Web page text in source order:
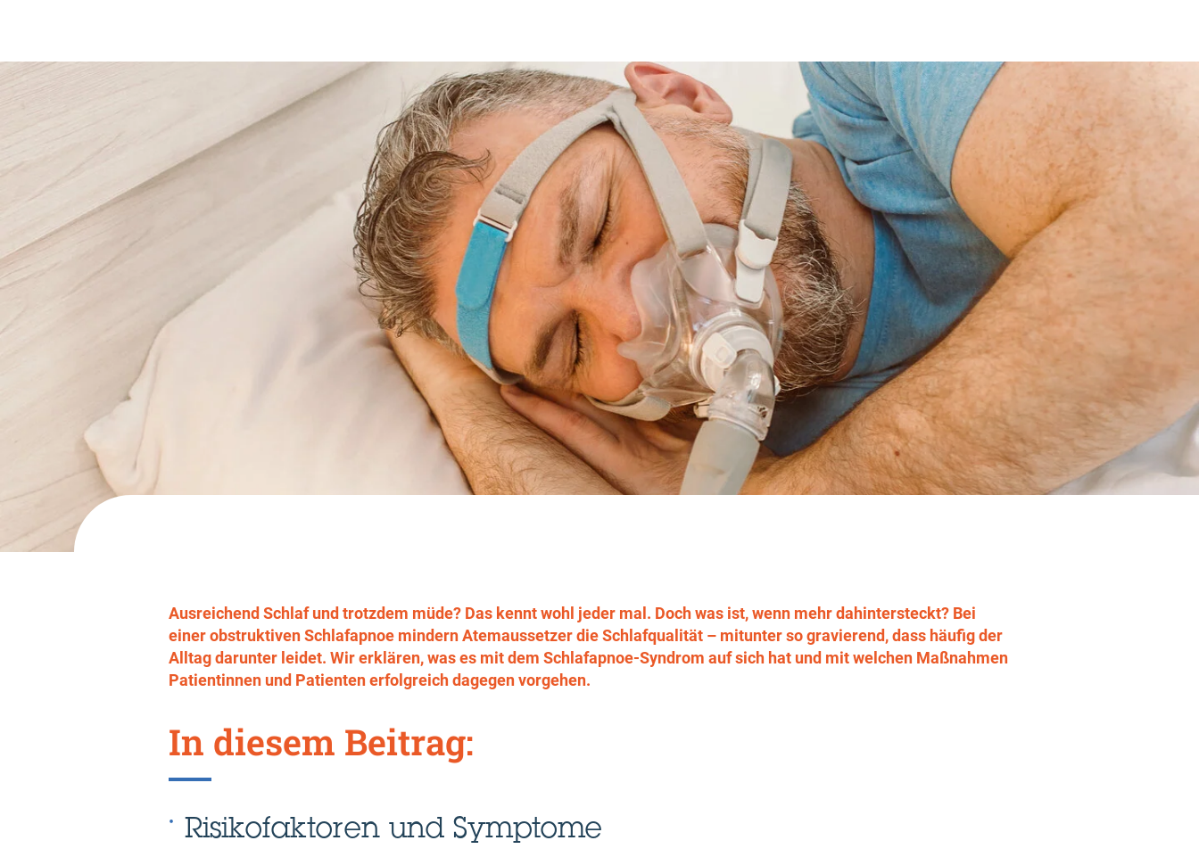
Ausreichend Schlaf und trotzdem müde? Das kennt wohl jeder mal. Doch was ist, wenn mehr dahintersteckt? Bei
einer obstruktiven Schlafapnoe mindern Atemaussetzer die Schlafqualität – mitunter so gravierend, dass häufig der
Alltag darunter leidet. Wir erklären, was es mit dem Schlafapnoe-Syndrom auf sich hat und mit welchen Maßnahmen
Patientinnen und Patienten erfolgreich dagegen vorgehen.
In diesem Beitrag:
Risikofaktoren und Symptome